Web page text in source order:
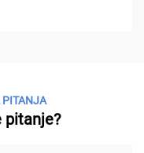
PITANJA
pitanje?